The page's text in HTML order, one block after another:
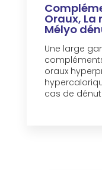
Oraux,
Mélyo
Une large
oraux
cas de